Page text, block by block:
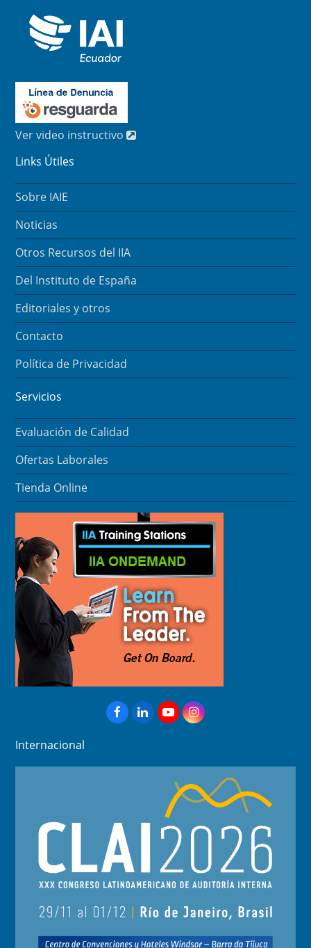
Ver video instructivo
Links Útiles
Sobre IAIE
Noticias
Otros Recursos del IIA
Del Instituto de España
Editoriales y otros
Contacto
Política de Privacidad
Servicios
Evaluación de Calidad
Ofertas Laborales
Tienda Online
Facebook
LinkedInYouTubeInstagram
Internacional